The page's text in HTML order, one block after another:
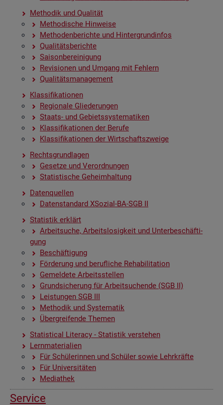
Me­tho­dik und Qua­li­tät
Me­tho­di­sche Hin­wei­se
Me­tho­den­be­rich­te und Hin­ter­grund­in­fos
Qua­li­täts­be­rich­te
Sai­son­be­rei­ni­gung
Re­vi­sio­nen und Um­gang mit Feh­lern
Qua­li­täts­ma­nage­ment
Klas­si­fi­ka­tio­nen
Re­gio­na­le Glie­de­run­gen
Staats- und Ge­biets­sys­te­ma­ti­ken
Klas­si­fi­ka­tio­nen der Be­ru­fe
Klas­si­fi­ka­tio­nen der Wirt­schafts­zwei­ge
Rechts­grund­la­gen
Ge­set­ze und Ver­ord­nun­gen
Sta­tis­ti­sche Ge­heim­hal­tung
Da­ten­quel­len
Da­ten­stan­dard XSo­zi­al-BA-SGB II
Sta­tis­tik er­klärt
Ar­beit­su­che, Ar­beits­lo­sig­keit und Un­ter­be­schäf­ti­
gung
Be­schäf­ti­gung
För­de­rung und be­ruf­li­che Re­ha­bi­li­ta­ti­on
Ge­mel­de­te Ar­beits­stel­len
Grund­si­che­rung für Ar­beit­su­chen­de (SGB II)
Leis­tun­gen SGB III
Me­tho­dik und Sys­te­ma­tik
Über­grei­fen­de The­men
Sta­ti­s­ti­cal Li­te­r­acy - Sta­tis­tik ver­ste­hen
Lern­ma­te­ria­li­en
Für Schü­le­rin­nen und Schü­ler sowie Lehr­kräf­te
Für Uni­ver­si­tä­ten
Me­dia­thek
Ser­vice